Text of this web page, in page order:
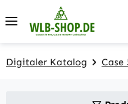
Zum Hauptinhalt springen
Digitaler Katalog Case